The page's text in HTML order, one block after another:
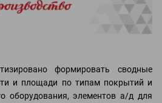
формировать сводные
и площади по типам покрытий и
оборудования, элементов а/д для